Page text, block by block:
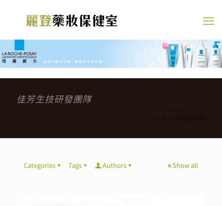
佳芳生技研發團隊
Categories Tags Authors Show all